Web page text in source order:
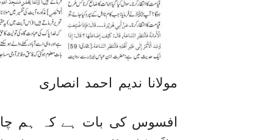
مولانا ندیم احمد انصاری
افسوس کی بات ہے کہ ہم